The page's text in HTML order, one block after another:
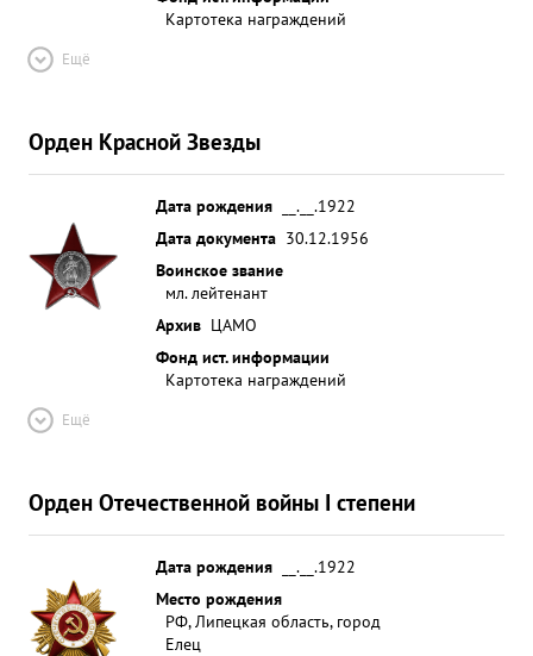
Картотека награждений
Ещё
Орден Красной Звезды
Дата рождения
__.__.1922
Дата документа 30.12.1956
Воинское звание
мл. лейтенант
Архив ЦАМО
Фонд ист. информации
Картотека награждений
Ещё
Орден Отечественной войны I степени
Дата рождения
__.__.1922
Место рождения
РФ, Липецкая область, город
Елец